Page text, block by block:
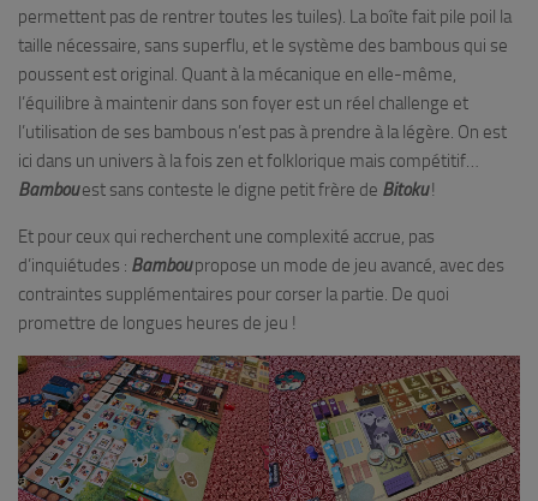
permettent pas de rentrer toutes les tuiles). La boîte fait pile poil la
taille nécessaire, sans superflu, et le système des bambous qui se
poussent est original. Quant à la mécanique en elle-même,
l’équilibre à maintenir dans son foyer est un réel challenge et
l’utilisation de ses bambous n’est pas à prendre à la légère. On est
ici dans un univers à la fois zen et folklorique mais compétitif…
Bambouest sans conteste le digne petit frère de Bitoku!
Et pour ceux qui recherchent une complexité accrue, pas
d’inquiétudes : Bamboupropose un mode de jeu avancé, avec des
contraintes supplémentaires pour corser la partie. De quoi
promettre de longues heures de jeu !